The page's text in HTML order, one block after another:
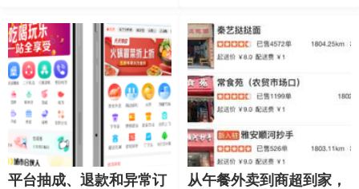
平台抽成、退款和异常订
从午餐外卖到商超到家，